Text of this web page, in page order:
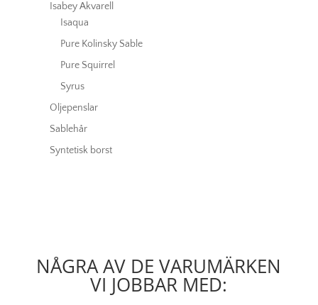
Isabey Akvarell
Isaqua
Pure Kolinsky Sable
Pure Squirrel
Syrus
Oljepenslar
Sablehår
Syntetisk borst
NÅGRA AV DE VARUMÄRKEN
VI JOBBAR MED: